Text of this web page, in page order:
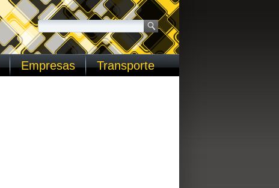
Empresas Transporte